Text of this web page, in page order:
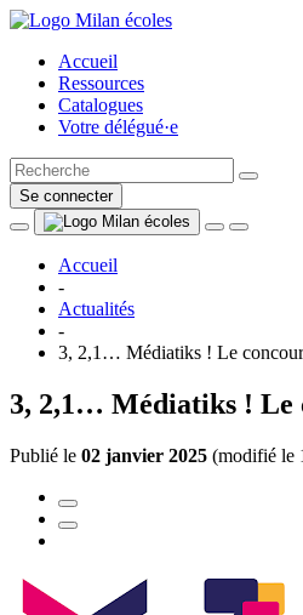
Accueil
Ressources
Catalogues
Votre délégué·e
Se connecter
Accueil
-
Actualités
-
3, 2,1… Médiatiks ! Le
3, 2,1… Médiatiks ! Le
Publié le 02 janvier 2025 (modifié le